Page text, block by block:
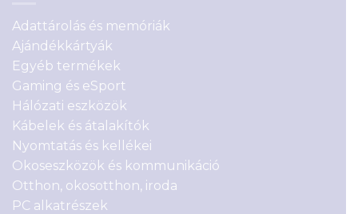
Adattárolás és memóriák
Ajándékkártyák
Egyéb termékek
Gaming és eSport
Hálózati eszközök
Kábelek és átalakítók
Nyomtatás és kellékei
Okoseszközök és kommunikáció
Otthon, okosotthon, iroda
PC alkatrészek